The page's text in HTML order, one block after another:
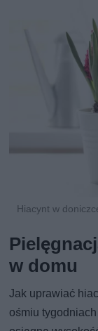
Hiacynt w
w domu
Jak uprawiać
ośmiu